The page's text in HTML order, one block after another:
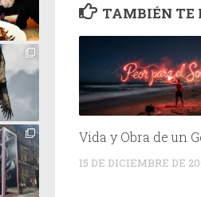
TAMBIÉN TE
Vida y Obra de un
15 DE DICIEMBRE DE